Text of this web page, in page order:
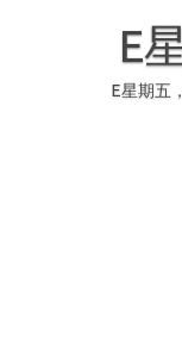
E
E星期五